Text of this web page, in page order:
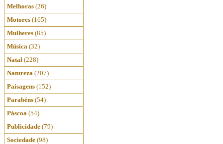
Melhoras (26)
Motores (165)
Mulheres (85)
Música (32)
Natal (228)
Natureza (207)
Paisagens (152)
Parabéns (54)
Páscoa (54)
Publicidade (79)
Sociedade (98)